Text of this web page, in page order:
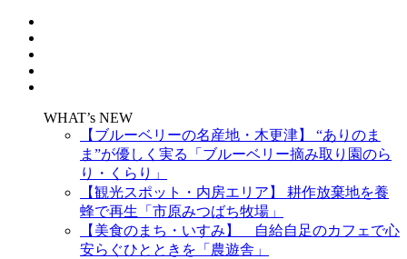
WHAT’s NEW
【ブルーベリーの名産地・木更津】 “ありのま
ま”が優しく実る「ブルーベリー摘み取り園のら
り・くらり」
【観光スポット・内房エリア】 耕作放棄地を養
蜂で再生「市原みつばち牧場」
【美食のまち・いすみ】 自給自足のカフェで心
安らぐひとときを「農遊舎」